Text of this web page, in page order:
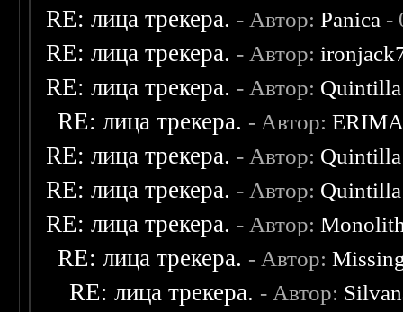
RE: лица трекера. - Автор:Panica -
RE: лица трекера. - Автор:
RE: лица трекера. - Автор: Quintilla
RE: лица трекера. - Автор:
RE: лица трекера. - Автор: Quintilla
RE: лица трекера. - Автор: Quintilla
RE: лица трекера. - Автор:
RE: лица трекера. - Автор:
RE: лица трекера. - Автор: